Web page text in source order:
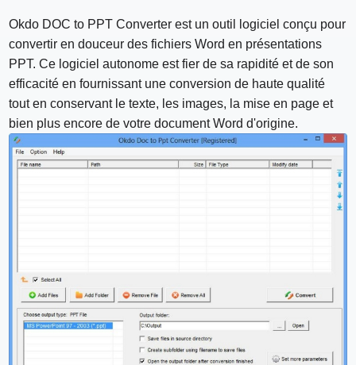
Okdo DOC to PPT Converter est un outil logiciel conçu pour
convertir en douceur des fichiers Word en présentations
PPT. Ce logiciel autonome est fier de sa rapidité et de son
efficacité en fournissant une conversion de haute qualité
tout en conservant le texte, les images, la mise en page et
bien plus encore de votre document Word d'origine.